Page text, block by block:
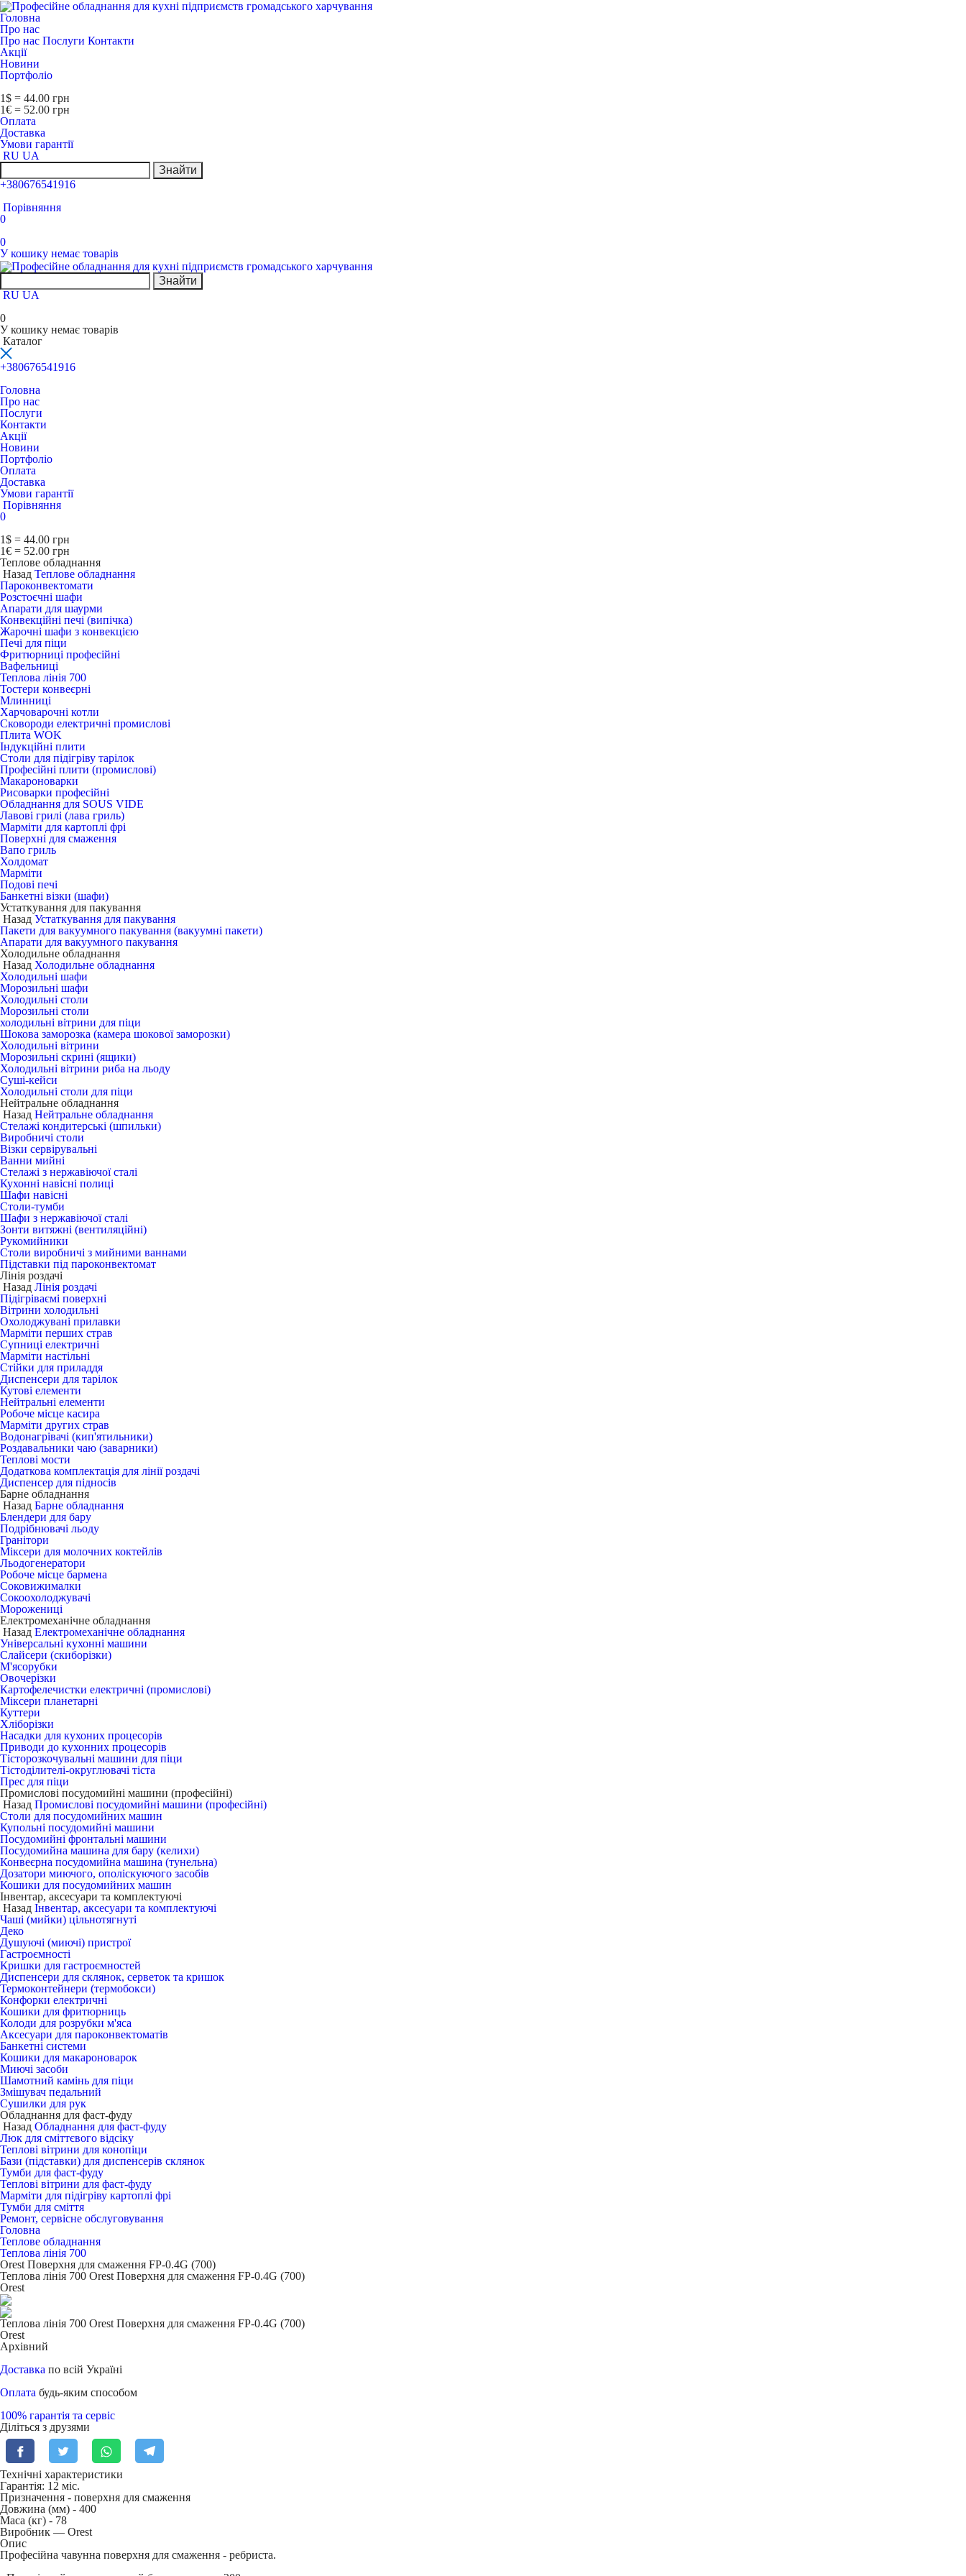
Головна
Про нас
Про нас Послуги Контакти
Акції
Новини
Портфоліо
1$ = 44.00 грн
1€ = 52.00 грн
Оплата
Доставка
Умови гарантії
RU UA
Знайти
+380676541916
Порівняння
0
0
У кошику немає товарів
Знайти
RU UA
0
У кошику немає товарів
Каталог
+380676541916
Головна
Про нас
Послуги
Контакти
Акції
Новини
Портфоліо
Оплата
Доставка
Умови гарантії
Порівняння
0
1$ = 44.00 грн
1€ = 52.00 грн
Теплове обладнання
Назад Теплове обладнання
Пароконвектомати
Розстоєчні шафи
Апарати для шаурми
Конвекційні печі (випічка)
Жарочні шафи з конвекцією
Печі для піци
Фритюрниці професійні
Вафельниці
Теплова лінія 700
Тостери конвеєрні
Млинниці
Харчоварочні котли
Сковороди електричні промислові
Плита WOK
Індукційні плити
Столи для підігріву тарілок
Професійні плити (промислові)
Макароноварки
Рисоварки професійні
Обладнання для SOUS VIDE
Лавові грилі (лава гриль)
Марміти для картоплі фрі
Поверхні для смаження
Вапо гриль
Холдомат
Марміти
Подові печі
Банкетні візки (шафи)
Устаткування для пакування
Назад Устаткування для пакування
Пакети для вакуумного пакування (вакуумні пакети)
Апарати для вакуумного пакування
Холодильне обладнання
Назад Холодильне обладнання
Холодильні шафи
Морозильні шафи
Холодильні столи
Морозильні столи
холодильні вітрини для піци
Шокова заморозка (камера шокової заморозки)
Холодильні вітрини
Морозильні скрині (ящики)
Холодильні вітрини риба на льоду
Суші-кейси
Холодильні столи для піци
Нейтральне обладнання
Назад Нейтральне обладнання
Стелажі кондитерські (шпильки)
Виробничі столи
Візки сервірувальні
Ванни мийні
Стелажі з нержавіючої сталі
Кухонні навісні полиці
Шафи навісні
Столи-тумби
Шафи з нержавіючої сталі
Зонти витяжні (вентиляційні)
Рукомийники
Столи виробничі з мийними ваннами
Підставки під пароконвектомат
Лінія роздачі
Назад Лінія роздачі
Підігріваємі поверхні
Вітрини холодильні
Охолоджувані прилавки
Марміти перших страв
Супниці електричні
Марміти настільні
Стійки для приладдя
Диспенсери для тарілок
Кутові елементи
Нейтральні елементи
Робоче місце касира
Марміти других страв
Водонагрівачі (кип'ятильники)
Роздавальники чаю (заварники)
Теплові мости
Додаткова комплектація для лінії роздачі
Диспенсер для підносів
Барне обладнання
Назад Барне обладнання
Блендери для бару
Подрібнювачі льоду
Гранітори
Міксери для молочних коктейлів
Льодогенератори
Робоче місце бармена
Соковижималки
Сокоохолоджувачі
Морожениці
Електромеханічне обладнання
Назад Електромеханічне обладнання
Універсальні кухонні машини
Слайсери (скиборізки)
М'ясорубки
Овочерізки
Картофелечистки електричні (промислові)
Міксери планетарні
Куттери
Хліборізки
Насадки для кухоних процесорів
Приводи до кухонних процесорів
Тісторозкочувальні машини для піци
Тістоділителі-округлювачі тіста
Прес для піци
Промислові посудомийні машини (професійні)
Назад Промислові посудомийні машини (професійні)
Столи для посудомийних машин
Купольні посудомийні машини
Посудомийні фронтальні машини
Посудомийна машина для бару (келихи)
Конвеєрна посудомийна машина (тунельна)
Дозатори миючого, ополіскуючого засобів
Кошики для посудомийних машин
Інвентар, аксесуари та комплектуючі
Назад Інвентар, аксесуари та комплектуючі
Чаші (мийки) цільнотягнуті
Деко
Душуючі (миючі) пристрої
Гастроємності
Кришки для гастроємностей
Диспенсери для склянок, серветок та кришок
Термоконтейнери (термобокси)
Конфорки електричні
Кошики для фритюрниць
Колоди для розрубки м'яса
Аксесуари для пароконвектоматів
Банкетні системи
Кошики для макароноварок
Миючі засоби
Шамотний камінь для піци
Змішувач педальний
Сушилки для рук
Обладнання для фаст-фуду
Назад Обладнання для фаст-фуду
Люк для сміттєвого відсіку
Теплові вітрини для конопіци
Бази (підставки) для диспенсерів склянок
Тумби для фаст-фуду
Теплові вітрини для фаст-фуду
Марміти для підігріву картоплі фрі
Тумби для сміття
Ремонт, сервісне обслуговування
Головна
Теплове обладнання
Теплова лінія 700
Orest Поверхня для смаження FP-0.4G (700)
Теплова лінія 700 Orest Поверхня для смаження FP-0.4G (700)
Orest
Теплова лінія 700 Orest Поверхня для смаження FP-0.4G (700)
Orest
Архівний
Доставка по всій Україні
Оплата будь-яким способом
100% гарантія та сервіс
Діліться з друзями
Технічні характеристики
Гарантія: 12 міс.
Призначення - поверхня для смаження
Довжина (мм) - 400
Маса (кг) - 78
Виробник — Orest
Опис
Професійна чавунна поверхня для смаження - ребриста.